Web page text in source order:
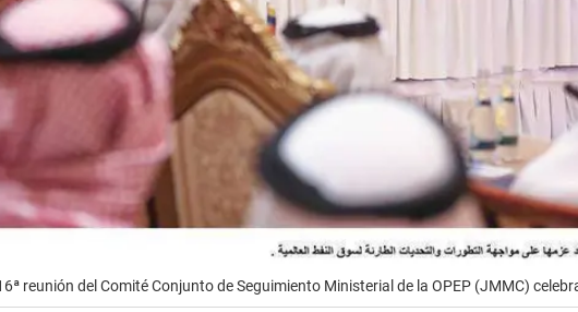
reunión del Comité Conjunto de Seguimiento Ministerial de la OPEP (JMMC)